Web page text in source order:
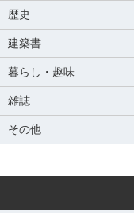
歴史
建築書
暮らし・趣味
雑誌
その他